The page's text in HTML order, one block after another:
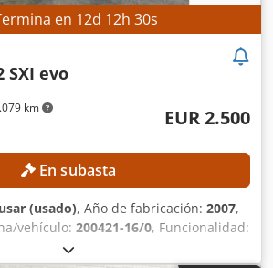
en 12d 12h 28s
km
SXI evo
EUR 2.500
En subasta
(usado), Año de fabricación: 2007,
vehículo: 200421-16/0, Funcionalidad:
, peso total: